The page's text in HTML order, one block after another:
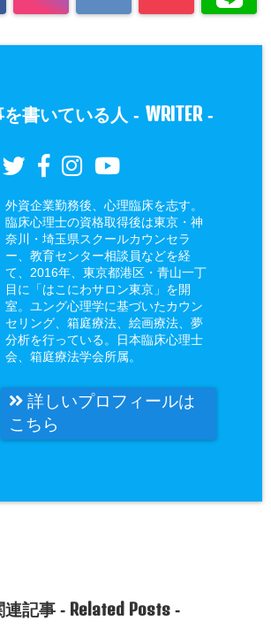
を書いている人 - WRITER-
外資企業勤務後、心理臨床を志す。
臨床心理士の資格取得後は東京・神
奈川・埼玉県スクールカウンセラ
ー、教育センター相談員などを経
て、2016年、東京都港区・青山一丁
目に「はこにわサロン東京」を開
室。ユング心理学に基づいたカウン
セリング、箱庭療法、絵画療法、夢
分析を行っている。日本臨床心理士
会、箱庭療法学会所属。
詳しいプロフィールは
こちら
記事 - Related Posts-